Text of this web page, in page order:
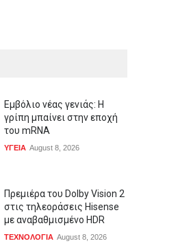
Εμβόλιο νέας γενιάς: Η
γρίπη μπαίνει στην εποχή
του mRNA
ΥΓΕΙΑ August 8, 2026
Πρεμιέρα του Dolby Vision 2
στις τηλεοράσεις Hisense
με αναβαθμισμένο HDR
ΤΕΧΝΟΛΟΓΙΑ August 8, 2026